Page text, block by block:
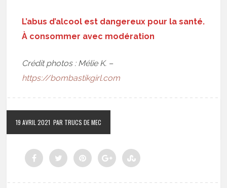
L’abus d’alcool est dangereux pour la santé.
À consommer avec modération
Crédit photos : Mélie K. –
https://bombastikgirl.com
19 AVRIL 2021 PAR TRUCS DE MEC